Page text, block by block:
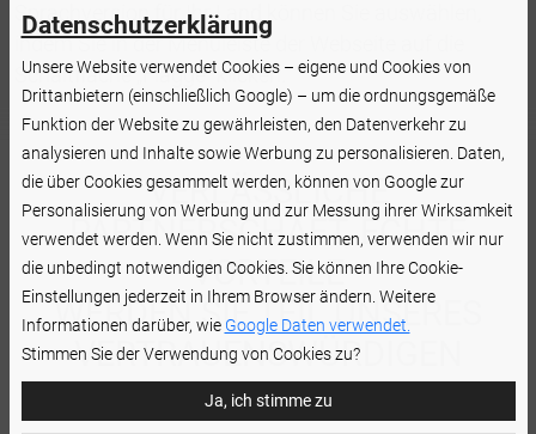
Sprachversion für Ihr Land können Sie auswählen,
indem Sie in der Menüleiste der Webseite auf die
Schaltfläche „Flagge“ klicken.
VERLÄSSLICHE
PARTNERSCHAFT, ECHTE
VORTEILE
WERDEN SIE TEIL UNSERES
VERTRAUENSWÜRDIGEN
PARTNERNETZWERKS.
Datenschutzerklärung
Unsere Website verwendet Cookies – eigene und Cookies von
Drittanbietern (einschließlich Google) – um die ordnungsgemäße
Funktion der Website zu gewährleisten, den Datenverkehr zu
analysieren und Inhalte sowie Werbung zu personalisieren. Daten,
die über Cookies gesammelt werden, können von Google zur
Personalisierung von Werbung und zur Messung ihrer Wirksamkeit
verwendet werden. Wenn Sie nicht zustimmen, verwenden wir nur
die unbedingt notwendigen Cookies. Sie können Ihre Cookie-
Einstellungen jederzeit in Ihrem Browser ändern. Weitere
Informationen darüber, wie Google Daten verwendet.
Stimmen Sie der Verwendung von Cookies zu?
Ja, ich stimme zu